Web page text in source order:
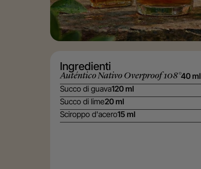
Ingredienti
Auténtico Nativo Overproof 108°40 ml
Succo di guava120 ml
Succo di lime20 ml
Sciroppo d'acero15 ml